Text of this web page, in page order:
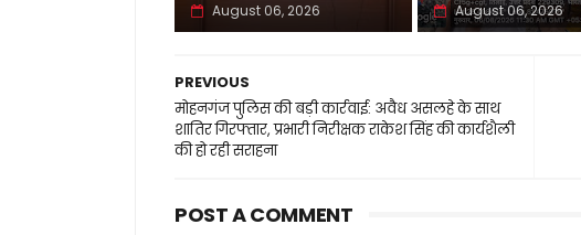
August 06, 2026 August 06, 2026
PREVIOUS
मोहनगंज पुलिस की बड़ी कार्रवाई: अवैध असलहे के साथ
शातिर गिरफ्तार, प्रभारी निरीक्षक राकेश सिंह की कार्यशैली
की हो रही सराहना
POST A COMMENT